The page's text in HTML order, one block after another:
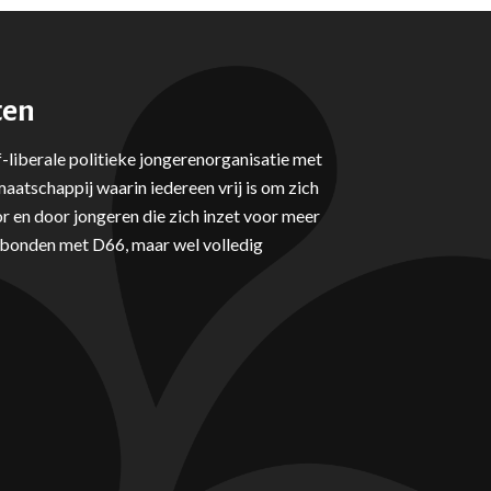
liberale politieke jongerenorganisatie met
waarin iedereen vrij is om zich
en door jongeren die zich inzet voor meer
met D66, maar wel volledig